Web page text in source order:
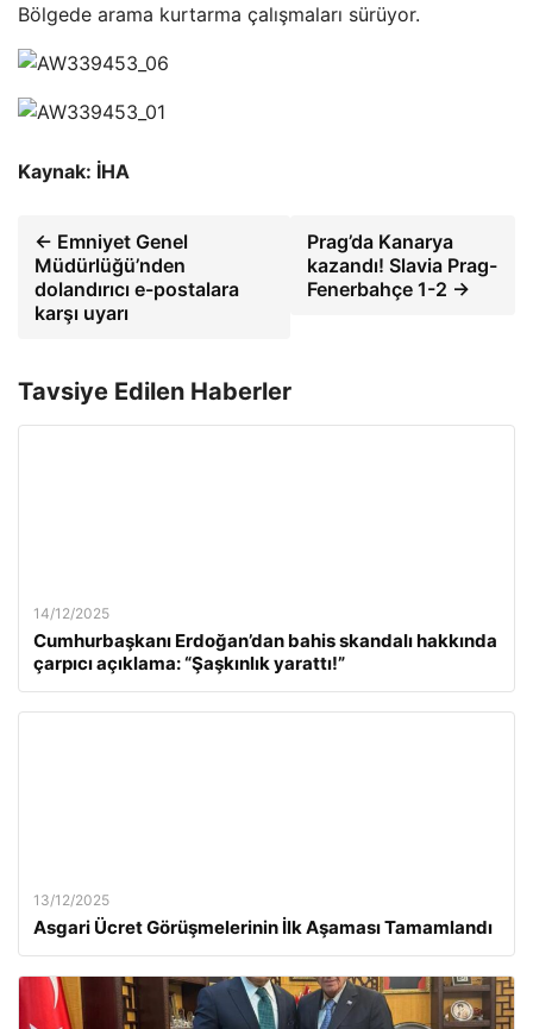
Bölgede arama kurtarma çalışmaları sürüyor.
Kaynak: İHA
← Emniyet Genel
Müdürlüğü’nden
dolandırıcı e-postalara
karşı uyarı
Prag’da Kanarya
kazandı! Slavia Prag-
Fenerbahçe 1-2 →
Tavsiye Edilen Haberler
14/12/2025
Cumhurbaşkanı Erdoğan’dan bahis skandalı hakkında
çarpıcı açıklama: “Şaşkınlık yarattı!”
13/12/2025
Asgari Ücret Görüşmelerinin İlk Aşaması Tamamlandı